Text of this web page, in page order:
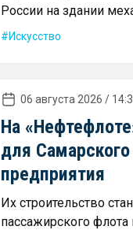
России на здании
Искусство
06 августа 2026 /
На
для
предприятия
Их строительство
пассажирского флота